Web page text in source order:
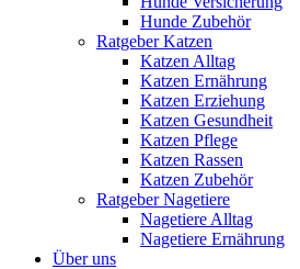
Hunde Zubehör
Ratgeber Katzen
Katzen Alltag
Katzen Ernährung
Katzen Erziehung
Katzen Gesundheit
Katzen Pflege
Katzen Rassen
Katzen Zubehör
Ratgeber Nagetiere
Nagetiere Alltag
Nagetiere Ernährung
Über uns